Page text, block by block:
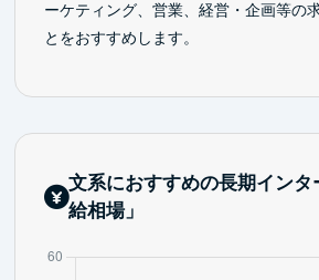
ーケティング、営業、経営・企画等の
とをおすすめします。
文系におすすめの長期インタ
給相場」